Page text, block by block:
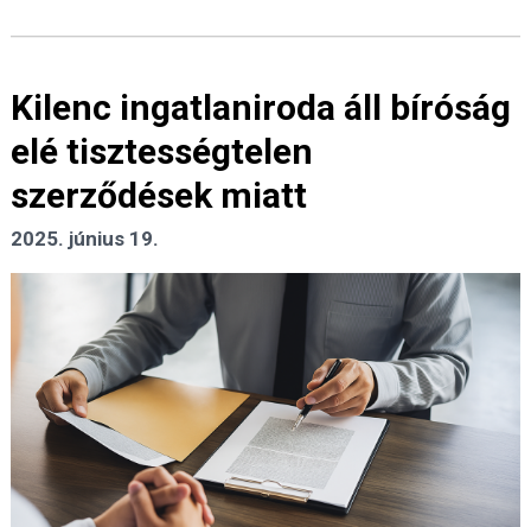
Kilenc ingatlaniroda áll bíróság
elé tisztességtelen
szerződések miatt
2025. június 19.